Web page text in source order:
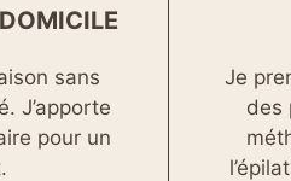
sans
J’apporte
pour un
Je
des